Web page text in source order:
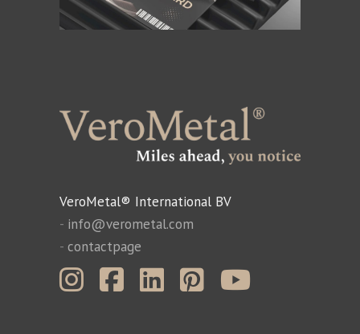
VeroMetal® International BV
- info@verometal.com
- contactpage